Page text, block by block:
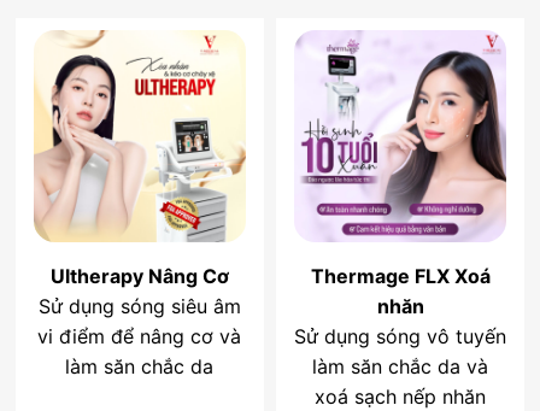
Ultherapy Nâng Cơ
Sử dụng sóng siêu âm
vi điểm để nâng cơ và
làm săn chắc da
Thermage FLX Xoá
nhăn
Sử dụng sóng vô tuyến
làm săn chắc da và
xoá sạch nếp nhăn